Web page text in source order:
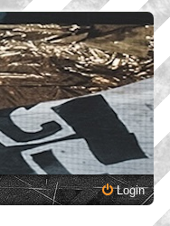
Login